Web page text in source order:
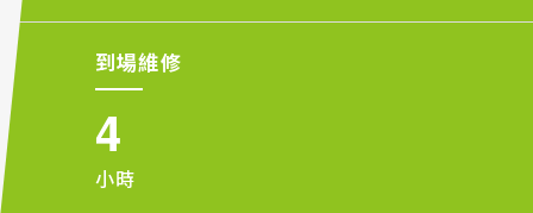
到場維修
4
小時